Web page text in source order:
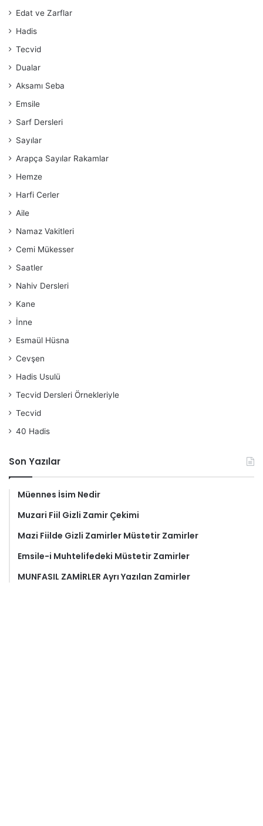
Edat ve Zarflar
Hadis
Tecvid
Dualar
Aksamı Seba
Emsile
Sarf Dersleri
Sayılar
Arapça Sayılar Rakamlar
Hemze
Harfi Cerler
Aile
Namaz Vakitleri
Cemi Mükesser
Saatler
Nahiv Dersleri
Kane
İnne
Esmaül Hüsna
Cevşen
Hadis Usulü
Tecvid Dersleri Örnekleriyle
Tecvid
40 Hadis
Son Yazılar
Müennes İsim Nedir
Muzari Fiil Gizli Zamir Çekimi
Mazi Fiilde Gizli Zamirler Müstetir Zamirler
Emsile-i Muhtelifedeki Müstetir Zamirler
MUNFASIL ZAMİRLER Ayrı Yazılan Zamirler